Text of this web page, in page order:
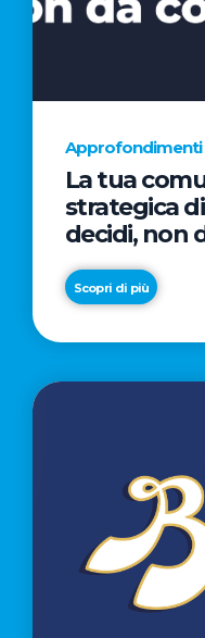
Approfondimenti
La tua
strategica
decidi, non
Scopri di più